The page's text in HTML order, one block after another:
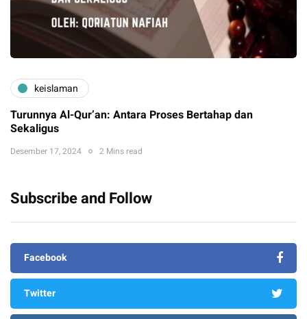
keislaman
Turunnya Al-Qur’an: Antara Proses Bertahap dan
Sekaligus
Desember 17, 2024 2 Mins read
Subscribe and Follow
Facebook
Twitter